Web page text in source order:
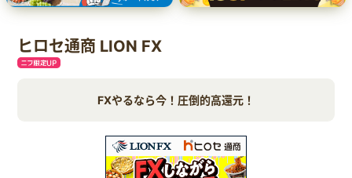
SBI証券 確定拠出年金（iDeCo）
ヒロセ通商 LION FX
FXやるなら今！圧倒的高還元！